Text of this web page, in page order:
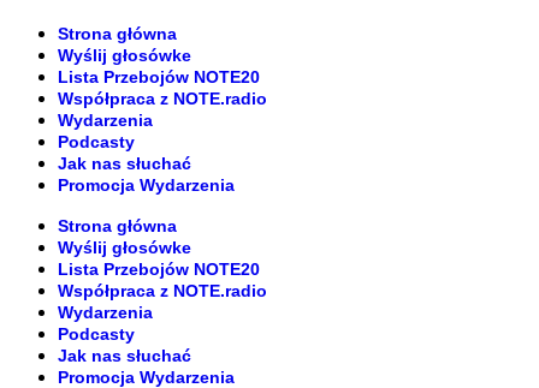
Strona główna
Wyślij głosówke
Lista Przebojów NOTE20
Współpraca z NOTE.radio
Wydarzenia
Podcasty
Jak nas słuchać
Promocja Wydarzenia
Strona główna
Wyślij głosówke
Lista Przebojów NOTE20
Współpraca z NOTE.radio
Wydarzenia
Podcasty
Jak nas słuchać
Promocja Wydarzenia